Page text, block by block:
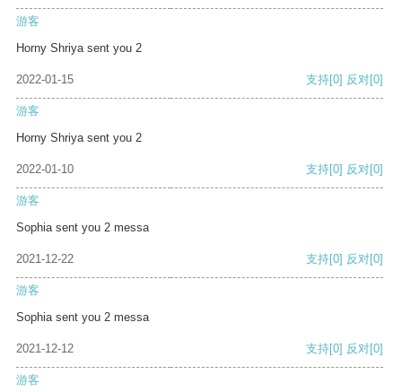
游客
Horny Shriya sent you 2
2022-01-15 支持[0] 反对[0]
游客
Horny Shriya sent you 2
2022-01-10 支持[0] 反对[0]
游客
Sophia sent you 2 messa
2021-12-22 支持[0] 反对[0]
游客
Sophia sent you 2 messa
2021-12-12 支持[0] 反对[0]
游客